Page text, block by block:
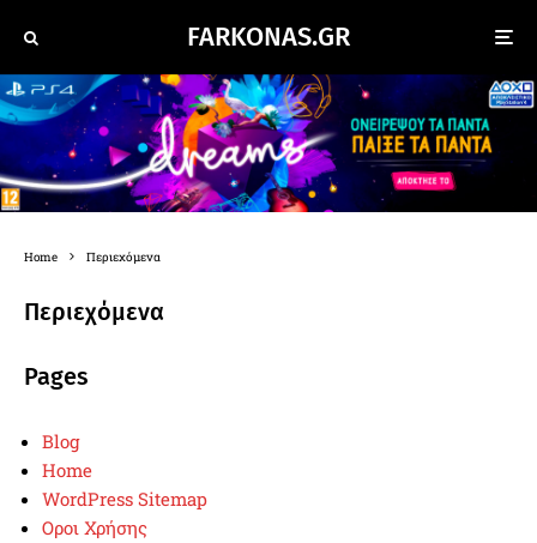
FARKONAS.GR
Home Περιεχόμενα
Περιεχόμενα
Pages
Blog
Home
WordPress Sitemap
Οροι Χρήσης